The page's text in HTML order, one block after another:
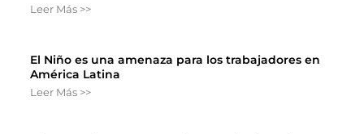
Leer Más >>
El Niño es una amenaza para los trabajadores en
América Latina
Leer Más >>